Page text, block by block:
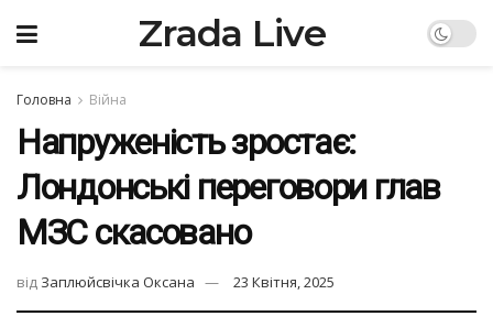
Zrada Live
Головна Війна
Напруженість зростає:
Лондонські переговори глав
МЗС скасовано
від Заплюйсвічка Оксана 23 Квітня, 2025